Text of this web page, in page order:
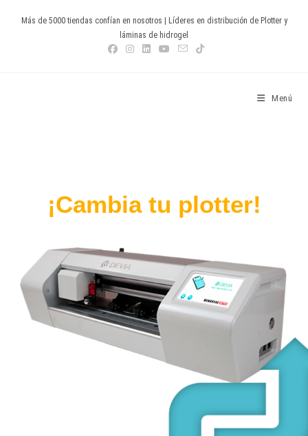
Más de 5000 tiendas confían en nosotros | Líderes en distribución de Plotter y
láminas de hidrogel
Menú
¡Cambia tu plotter!